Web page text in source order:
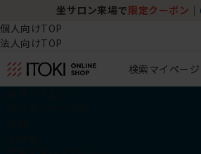
坐サロン来場で 限定クーポン
個人向けTOP
法人向けTOP
検索マイページ